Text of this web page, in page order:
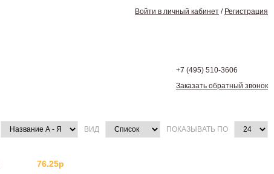
Войти в личный кабинет / Регистрация
+7 (495) 510-3606
Заказать обратный звонок
ВИД ПОКАЗЫВАТЬ ПО
76.25р